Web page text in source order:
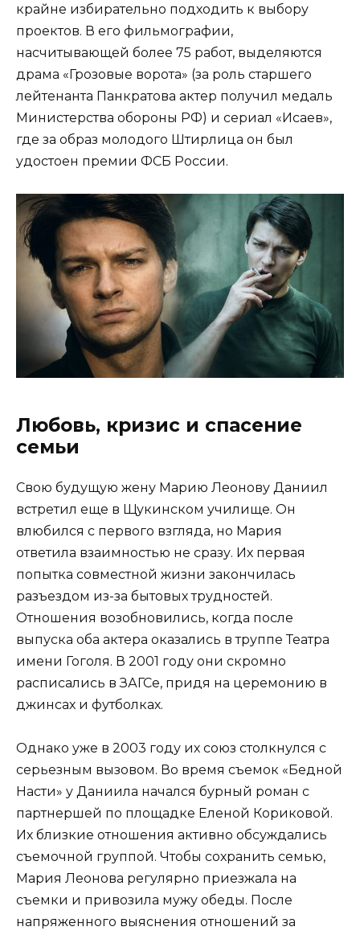
крайне избирательно подходить к выбору
проектов. В его фильмографии,
насчитывающей более 75 работ, выделяются
драма «Грозовые ворота» (за роль старшего
лейтенанта Панкратова актер получил медаль
Министерства обороны РФ) и сериал «Исаев»,
где за образ молодого Штирлица он был
удостоен премии ФСБ России.
Любовь, кризис и спасение
семьи
Свою будущую жену Марию Леонову Даниил
встретил еще в Щукинском училище. Он
влюбился с первого взгляда, но Мария
ответила взаимностью не сразу. Их первая
попытка совместной жизни закончилась
разъездом из-за бытовых трудностей.
Отношения возобновились, когда после
выпуска оба актера оказались в труппе Театра
имени Гоголя. В 2001 году они скромно
расписались в ЗАГСе, придя на церемонию в
джинсах и футболках.
Однако уже в 2003 году их союз столкнулся с
серьезным вызовом. Во время съемок «Бедной
Насти» у Даниила начался бурный роман с
партнершей по площадке Еленой Кориковой.
Их близкие отношения активно обсуждались
съемочной группой. Чтобы сохранить семью,
Мария Леонова регулярно приезжала на
съемки и привозила мужу обеды. После
напряженного выяснения отношений за